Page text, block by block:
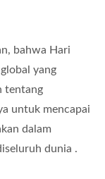
bahwa Hari
yang
tentang
untuk mencapai
dalam
dunia .